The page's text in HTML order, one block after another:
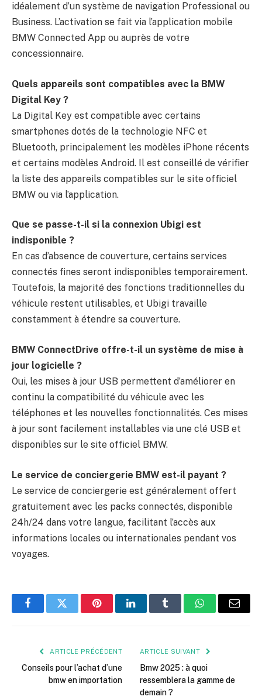
idéalement d’un système de navigation Professional ou
Business. L’activation se fait via l’application mobile
BMW Connected App ou auprès de votre
concessionnaire.
Quels appareils sont compatibles avec la BMW
Digital Key ?
La Digital Key est compatible avec certains
smartphones dotés de la technologie NFC et
Bluetooth, principalement les modèles iPhone récents
et certains modèles Android. Il est conseillé de vérifier
la liste des appareils compatibles sur le site officiel
BMW ou via l’application.
Que se passe-t-il si la connexion Ubigi est
indisponible ?
En cas d’absence de couverture, certains services
connectés fines seront indisponibles temporairement.
Toutefois, la majorité des fonctions traditionnelles du
véhicule restent utilisables, et Ubigi travaille
constamment à étendre sa couverture.
BMW ConnectDrive offre-t-il un système de mise à
jour logicielle ?
Oui, les mises à jour USB permettent d’améliorer en
continu la compatibilité du véhicule avec les
téléphones et les nouvelles fonctionnalités. Ces mises
à jour sont facilement installables via une clé USB et
disponibles sur le site officiel BMW.
Le service de conciergerie BMW est-il payant ?
Le service de conciergerie est généralement offert
gratuitement avec les packs connectés, disponible
24h/24 dans votre langue, facilitant l’accès aux
informations locales ou internationales pendant vos
voyages.
FacebookTwitter PinterestLinkedInTumblr WhatsApp
E-
ARTICLE PRÉCÉDENT
Conseils pour l’achat d’une
bmw en importation
ARTICLE SUIVANT
Bmw 2025 : à quoi
ressemblera la gamme de
demain ?